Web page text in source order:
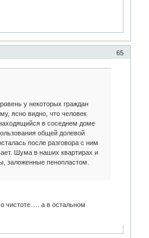
65
у некоторых граждан
ясно видно, что человек
в соседнем доме
общей долевой
после разговора с ним
Шума в наших квартирах и
заложенные пенопластом.
чистоте..... а в остальном